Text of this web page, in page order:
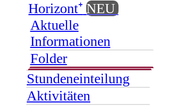
Horizont⁺ NEU
Aktuelle
Informationen
Folder
Stundeneinteilung
Aktivitäten